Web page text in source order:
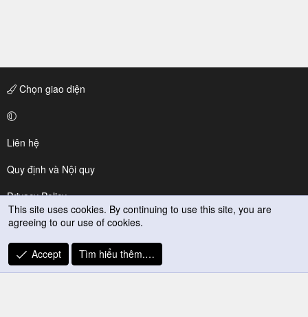
Chọn giao diện
Liên hệ
Quy định và Nội quy
Privacy Policy
Trợ giúp
R
S
This site uses cookies. By continuing to use this site, you are
agreeing to our use of cookies.
Accept Tìm hiểu thêm.…